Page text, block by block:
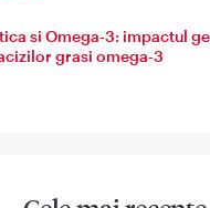
si Omega-3: impactul
grasi omega-3